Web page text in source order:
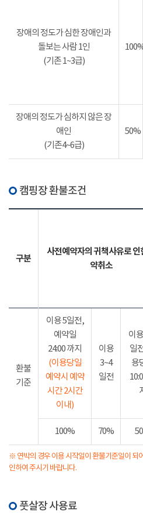
장애의 정도가 심한 장애인과
돌보는 사람 1인
(기존 1~3급)
장애의 정도가 심하지 않은 장
애인
(기존4~6급)
50%
캠핑장 환불조건
구분
사전예약자의 귀책사유로 인
약취소
환불
기준
이용 5일전,
예약일
24:00 까지
(이용당일
예약시 예약
시간 2시간
이내)
이용
3~4
일전
이
일
용
100% 70%
※ 연박의 경우 이용 시작일이 환불기준일이 되
인하여 주시기 바랍니다.
풋살장 사용료